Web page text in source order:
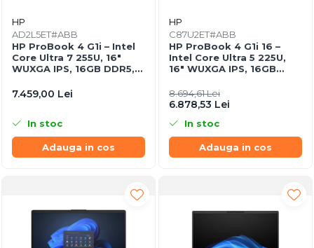
HP
AD2L5ET#ABB
HP ProBook 4 G1i – Intel
Core Ultra 7 255U, 16"
WUXGA IPS, 16GB DDR5,
Silver
7.459,00 Lei
In stoc
Adauga in cos
HP
C87U2ET#ABB
HP ProBook 4 G1i 16 –
Intel Core Ultra 5 225U,
16" WUXGA IPS, 16GB
Graphics, Windows 11 Pro,
1YW
8.694,61 Lei
6.878,53 Lei
In stoc
Adauga in cos